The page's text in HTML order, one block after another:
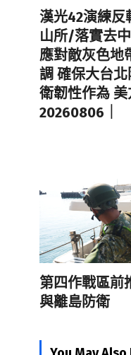
漢光42演練反
山所/落實去
應對敵灰色地
調 確保大台
衛韌性作為 美
20260806｜
第四作戰區前
與離島防衛